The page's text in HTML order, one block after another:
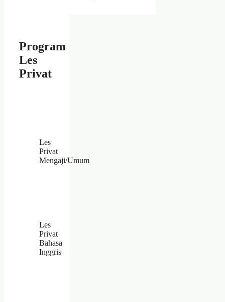
Program
Les
Privat
Les
Privat
Mengaji/Umum
Les
Privat
Bahasa
Inggris